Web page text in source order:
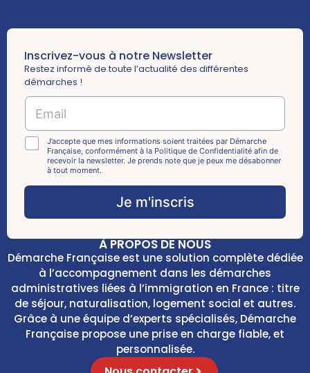
Inscrivez-vous à notre Newsletter
Restez informé de toute l’actualité des différentes
démarches !
E
a
i
l
m
i
E
a
i
l
C
k
o
s
J’accepte que mes informations soient traitées par Démarche
Française, conformément à la Politique de Confidentialité afin de
recevoir la newsletter. Je prends note que je peux me désabonner
à tout moment.
Je m'inscris
À PROPOS DE NOUS
Démarche Française est une solution complète dédiée
à l’accompagnement dans les démarches
administratives liées à l’immigration en France : titre
de séjour, naturalisation, logement social et autres.
Grâce à une équipe d’experts spécialisés, Démarche
Française propose une prise en charge fiable, et
personnalisée.